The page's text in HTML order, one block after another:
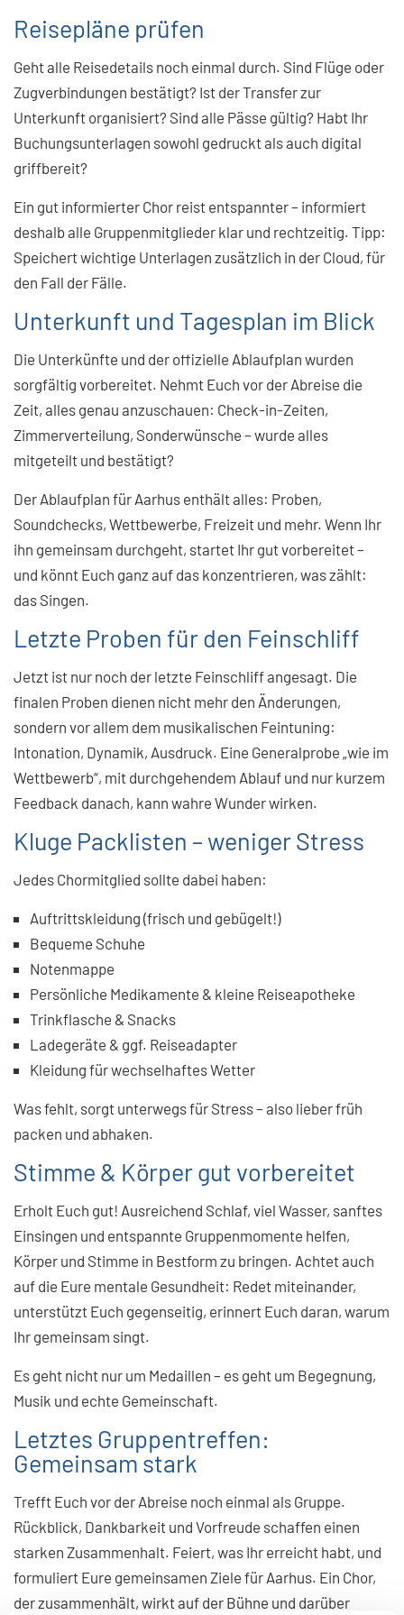
Reisepläne prüfen
Geht alle Reisedetails noch einmal durch. Sind Flüge oder
Zugverbindungen bestätigt? Ist der Transfer zur
Unterkunft organisiert? Sind alle Pässe gültig? Habt Ihr
Buchungsunterlagen sowohl gedruckt als auch digital
griffbereit?
Ein gut informierter Chor reist entspannter – informiert
deshalb alle Gruppenmitglieder klar und rechtzeitig. Tipp:
Speichert wichtige Unterlagen zusätzlich in der Cloud, für
den Fall der Fälle.
Unterkunft und Tagesplan im Blick
Die Unterkünfte und der offizielle Ablaufplan wurden
sorgfältig vorbereitet. Nehmt Euch vor der Abreise die
Zeit, alles genau anzuschauen: Check-in-Zeiten,
Zimmerverteilung, Sonderwünsche – wurde alles
mitgeteilt und bestätigt?
Der Ablaufplan für Aarhus enthält alles: Proben,
Soundchecks, Wettbewerbe, Freizeit und mehr. Wenn Ihr
ihn gemeinsam durchgeht, startet Ihr gut vorbereitet –
und könnt Euch ganz auf das konzentrieren, was zählt:
das Singen.
Letzte Proben für den Feinschliff
Jetzt ist nur noch der letzte Feinschliff angesagt. Die
finalen Proben dienen nicht mehr den Änderungen,
sondern vor allem dem musikalischen Feintuning:
Intonation, Dynamik, Ausdruck. Eine Generalprobe „wie im
Wettbewerb“, mit durchgehendem Ablauf und nur kurzem
Feedback danach, kann wahre Wunder wirken.
Kluge Packlisten – weniger Stress
Jedes Chormitglied sollte dabei haben:
Auftrittskleidung (frisch und gebügelt!)
Bequeme Schuhe
Notenmappe
Persönliche Medikamente & kleine Reiseapotheke
Trinkflasche & Snacks
Ladegeräte & ggf. Reiseadapter
Kleidung für wechselhaftes Wetter
Was fehlt, sorgt unterwegs für Stress – also lieber früh
packen und abhaken.
Stimme & Körper gut vorbereitet
Erholt Euch gut! Ausreichend Schlaf, viel Wasser, sanftes
Einsingen und entspannte Gruppenmomente helfen,
Körper und Stimme in Bestform zu bringen. Achtet auch
auf die Eure mentale Gesundheit: Redet miteinander,
unterstützt Euch gegenseitig, erinnert Euch daran, warum
Ihr gemeinsam singt.
Es geht nicht nur um Medaillen – es geht um Begegnung,
Musik und echte Gemeinschaft.
Letztes Gruppentreffen:
Gemeinsam stark
Trefft Euch vor der Abreise noch einmal als Gruppe.
Rückblick, Dankbarkeit und Vorfreude schaffen einen
starken Zusammenhalt. Feiert, was Ihr erreicht habt, und
formuliert Eure gemeinsamen Ziele für Aarhus. Ein Chor,
der zusammenhält, wirkt auf der Bühne und darüber